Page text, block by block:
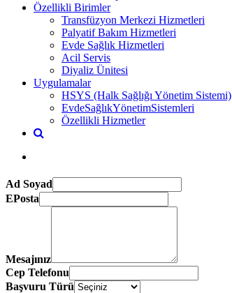
Özellikli Birimler
Transfüzyon Merkezi Hizmetleri
Palyatif Bakım Hizmetleri
Evde Sağlık Hizmetleri
Acil Servis
Diyaliz Ünitesi
Uygulamalar
HSYS (Halk Sağlığı Yönetim Sistemi)
EvdeSağlıkYönetimSistemleri
Özellikli Hizmetler
Ad Soyad
EPosta
Mesajınız
Cep Telefonu
Başvuru Türü